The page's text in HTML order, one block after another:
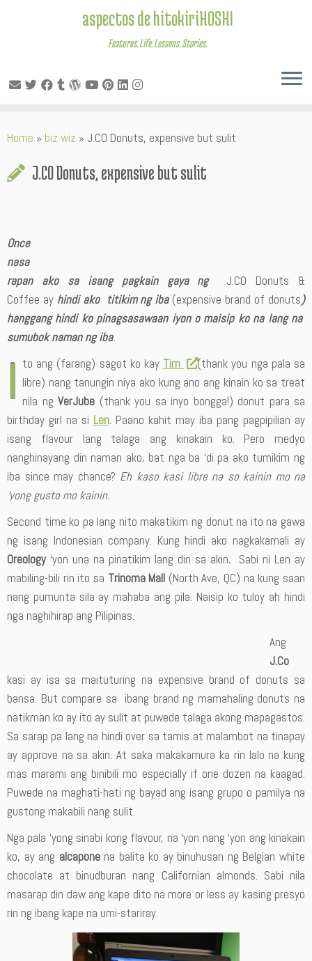
to
aspectos de hitokiriHOSHI
Features. Life. Lessons. Stories.
Home » biz wiz » J.CO Donuts, expensive but sulit
J.CO Donuts, expensive but sulit
Once
nasa
rapan ako sa isang pagkain gaya ng J.CO Donuts &
Coffee ayhindi ako titikim ng iba (expensive brand of donuts)
hanggang hindi ko pinagsasawaan iyon o maisip ko na lang na
sumubok naman ng iba.
I to ang (farang) sagot ko kay Tim
(thank you nga pala sa
libre) nang tanungin niya ako kung ano ang kinain ko sa treat
nila ng VerJube (thank you sa inyo bongga!) donut para sa
birthday girl na si Len. Paano kahit may iba pang pagpipilian ay
isang flavour lang talaga ang kinakain ko. Pero medyo
nanghinayang din naman ako, bat nga ba ‘di pa ako tumikim ng
iba since may chance? Eh kaso kasi libre na so kainin mo na
‘yong gusto mo kainin.
Second time ko pa lang nito makatikim ng donut na ito na gawa
ng isang Indonesian company. Kung hindi ako nagkakamali ay
Oreology ‘yon una na pinatikim lang din sa akin. Sabi ni Len ay
mabiling-bili rin ito sa Trinoma Mall (North Ave, QC) na kung saan
nang pumunta sila ay mahaba ang pila. Naisip ko tuloy ah hindi
nga naghihirap ang Pilipinas.
Ang
J.Co
kasi ay isa sa maituturing na expensive brand of donuts sa
bansa. But compare sa ibang brand ng mamahaling donuts na
natikman ko ay ito ay sulit at puwede talaga akong mapagastos.
Sa sarap pa lang na hindi over sa tamis at malambot na tinapay
ay approve na sa akin. At saka makakamura ka rin lalo na kung
mas marami ang binibili mo especially if one dozen na kaagad.
Puwede na maghati-hati ng bayad ang isang grupo o pamilya na
gustong makabili nang sulit.
Nga pala ‘yong sinabi kong flavour, na ‘yon nang ‘yon ang kinakain
ko, ay ang alcaponena balita ko ay binuhusan ng Belgian white
chocolate at binudburan nang Californian almonds. Sabi nila
masarap din daw ang kape dito na more or less ay kasing presyo
rin ng ibang kape na umi-stariray.